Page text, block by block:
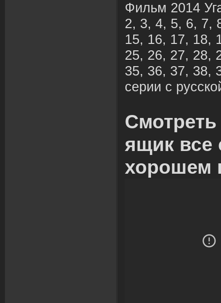
Фильм 2014
2, 3, 4, 5, 6, 7,
15, 16, 17, 18,
25, 26, 27, 28,
35, 36, 37, 38,
серии с
ящик все
хорошем